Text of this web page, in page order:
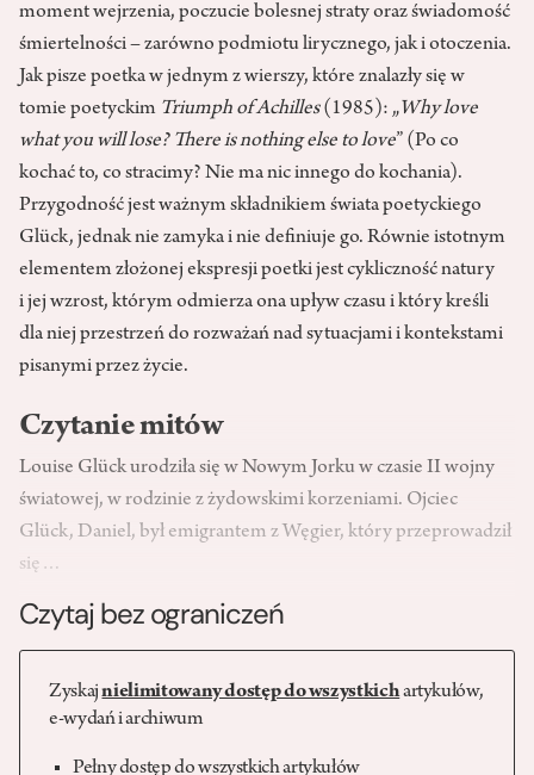
moment wejrzenia, poczucie bolesnej straty oraz świadomość
śmiertelności – zarówno podmiotu lirycznego, jak i otoczenia.
Jak pisze poetka w jednym z wierszy, które znalazły się w
tomie poetyckim Triumph of Achilles(1985): „Why love
what you will lose? There is nothing else to love” (Po co
kochać to, co stracimy? Nie ma nic innego do kochania).
Przygodność jest ważnym składnikiem świata poetyckiego
Glück, jednak nie zamyka i nie definiuje go. Równie istotnym
elementem złożonej ekspresji poetki jest cykliczność natury
i jej wzrost, którym odmierza ona upływ czasu i który kreśli
dla niej przestrzeń do rozważań nad sytuacjami i kontekstami
pisanymi przez życie.
Czytanie mitów
Louise Glück urodziła się w Nowym Jorku w czasie II wojny
światowej, w rodzinie z żydowskimi korzeniami. Ojciec
Glück, Daniel, był emigrantem z Węgier, który przeprowadził
się…
Czytaj bez ograniczeń
Zyskajnielimitowany dostęp do wszystkichartykułów,
e-wydań i archiwum
Pełny dostęp do wszystkich artykułów